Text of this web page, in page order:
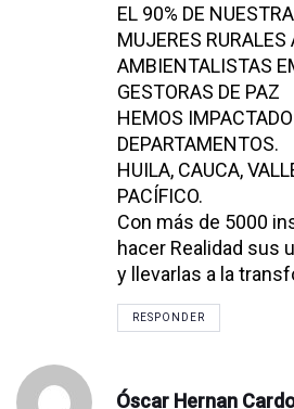
EL 90% DE
MUJERES RURALES
AMBIENTALISTAS
GESTORAS DE PAZ
HEMOS
DEPARTAMENTOS.
HUILA, CAUCA,
PACÍFICO.
Con más de 5000
hacer Realidad sus
y llevarlas a la
RESPONDER
Óscar Hernan